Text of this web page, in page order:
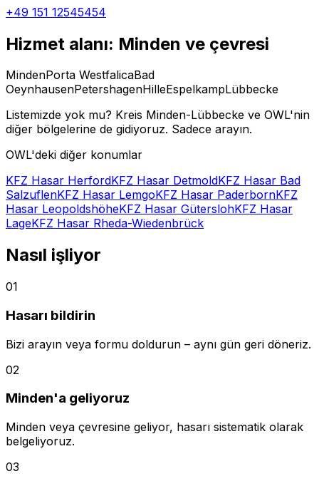
+49 151 12545454
Hizmet alanı: Minden ve çevresi
MindenPorta WestfalicaBad
OeynhausenPetershagenHilleEspelkampLübbecke
Listemizde yok mu? Kreis Minden-Lübbecke ve OWL'nin
diğer bölgelerine de gidiyoruz. Sadece arayın.
OWL'deki diğer konumlar
KFZ Hasar HerfordKFZ Hasar DetmoldKFZ Hasar Bad
SalzuflenKFZ Hasar LemgoKFZ Hasar PaderbornKFZ
Hasar LeopoldshöheKFZ Hasar GüterslohKFZ Hasar
LageKFZ Hasar Rheda-Wiedenbrück
Nasıl işliyor
01
Hasarı bildirin
Bizi arayın veya formu doldurun – aynı gün geri döneriz.
02
Minden'a geliyoruz
Minden veya çevresine geliyor, hasarı sistematik olarak
belgeliyoruz.
03